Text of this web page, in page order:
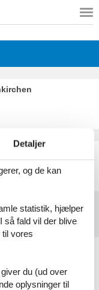
Detaljer
og de kan
statistik, hjælper
så fald vil der blive
vores
du (ud over
oplysninger til